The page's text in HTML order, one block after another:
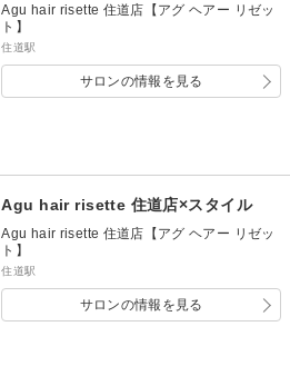
Agu hair risette 住道店【アグ ヘアー リゼッ
ト】
住道駅
サロンの情報を見る
Agu hair risette 住道店×スタイル
Agu hair risette 住道店【アグ ヘアー リゼッ
ト】
住道駅
サロンの情報を見る